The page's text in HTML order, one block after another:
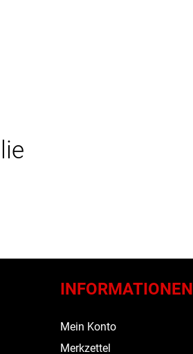
INFORMATIONEN
Mein Konto
Merkzettel